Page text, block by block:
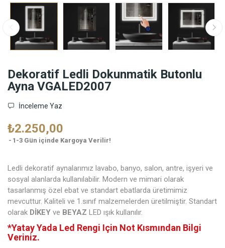
Dekoratif Ledli Dokunmatik Butonlu
Ayna VGALED2007
İnceleme Yaz
₺2.250,00
1-3 Gün içinde Kargoya Verilir!
Ledli dekoratif aynalarımız lavabo, banyo, salon, antre, işyeri ve
sosyal alanlarda kullanılabilir. Modern ve mimari olarak
tasarlanmış özel ebat ve standart ebatlarda üretimimiz
mevcuttur. Kaliteli ve 1.sınıf malzemelerden üretilmiştir. Standart
olarak DİKEY ve BEYAZ LED ışık kullanılır.
*Yatay Yada Led Rengi Için Not Kısmından Bilgi
Veriniz.